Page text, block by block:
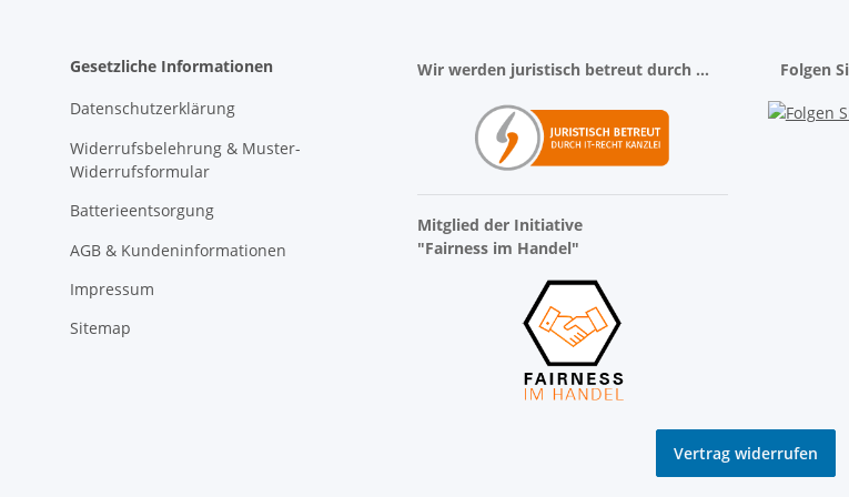
Gesetzliche Informationen
Datenschutzerklärung
Widerrufsbelehrung & Muster-
Widerrufsformular
Batterieentsorgung
AGB & Kundeninformationen
Impressum
Sitemap
Wir werden juristisch betreut durch ...
Mitglied der Initiative
"Fairness im Handel"
Folgen
Vertrag widerrufen